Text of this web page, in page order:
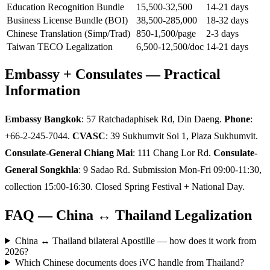
Education Recognition Bundle
15,500-32,500
14-21 days
Business License Bundle (BOI)
38,500-285,000
18-32 days
Chinese Translation (Simp/Trad) 850-1,500/page
2-3 days
Taiwan TECO Legalization
6,500-12,500/doc 14-21 days
Embassy + Consulates — Practical
Information
Embassy Bangkok: 57 Ratchadaphisek Rd, Din Daeng. Phone:
+66-2-245-7044. CVASC: 39 Sukhumvit Soi 1, Plaza Sukhumvit.
Consulate-General Chiang Mai: 111 Chang Lor Rd. Consulate-
General Songkhla: 9 Sadao Rd. Submission Mon-Fri 09:00-11:30,
collection 15:00-16:30. Closed Spring Festival + National Day.
FAQ — China ↔ Thailand Legalization
China ↔ Thailand bilateral Apostille — how does it work from
2026?
Which Chinese documents does iVC handle from Thailand?